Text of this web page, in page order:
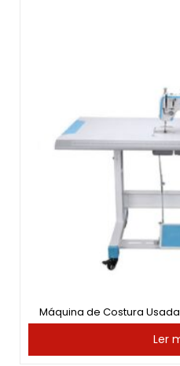
Máquina de Costura
Ler